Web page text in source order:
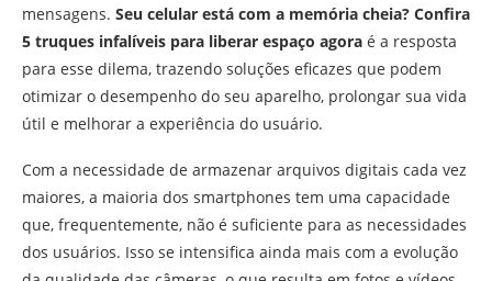
mensagens. Seu celular está com a memória cheia? Confira
5 truques infalíveis para liberar espaço agora é a resposta
para esse dilema, trazendo soluções eficazes que podem
otimizar o desempenho do seu aparelho, prolongar sua vida
útil e melhorar a experiência do usuário.
Com a necessidade de armazenar arquivos digitais cada vez
maiores, a maioria dos smartphones tem uma capacidade
que, frequentemente, não é suficiente para as necessidades
dos usuários. Isso se intensifica ainda mais com a evolução